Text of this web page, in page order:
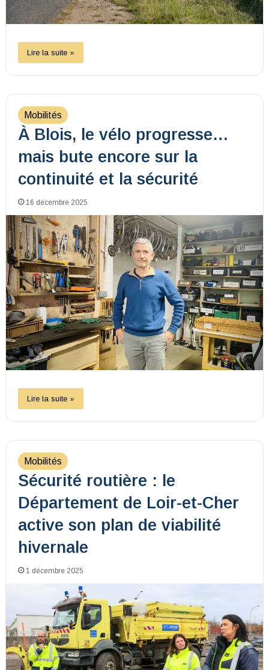
Lire la suite »
Mobilités
À Blois, le vélo progresse…
mais bute encore sur la
continuité et la sécurité
16 décembre 2025
Lire la suite »
Mobilités
Sécurité routière : le
Département de Loir-et-Cher
active son plan de viabilité
hivernale
1 décembre 2025